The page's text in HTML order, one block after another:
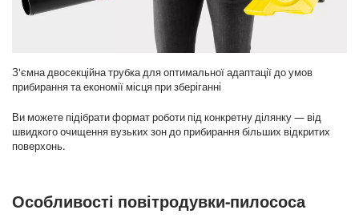
З'ємна двосекційна трубка для оптимальної адаптації до умов
прибирання та економії місця при зберіганні
Ви можете підібрати формат роботи під конкретну ділянку — від
швидкого очищення вузьких зон до прибирання більших відкритих
поверхонь.
Особливості повітродувки-пилососа